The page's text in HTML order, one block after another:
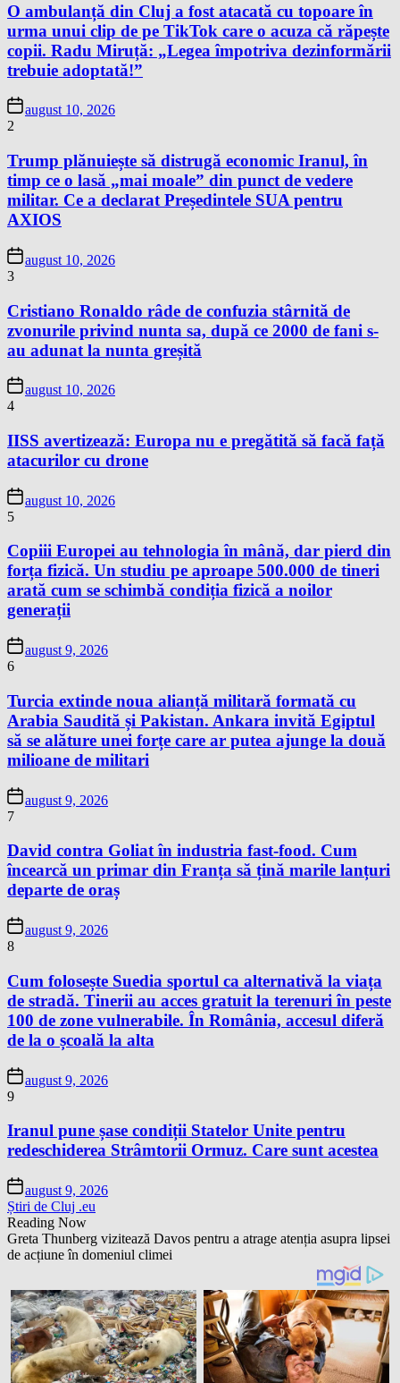
O ambulanță din Cluj a fost atacată cu topoare în
urma unui clip de pe TikTok care o acuza că răpește
copii. Radu Miruță: „Legea împotriva dezinformării
trebuie adoptată!”
august 10, 2026
2
Trump plănuiește să distrugă economic Iranul, în
timp ce o lasă „mai moale” din punct de vedere
militar. Ce a declarat Președintele SUA pentru
AXIOS
august 10, 2026
3
Cristiano Ronaldo râde de confuzia stârnită de
zvonurile privind nunta sa, după ce 2000 de fani s-
au adunat la nunta greșită
august 10, 2026
4
IISS avertizează: Europa nu e pregătită să facă față
atacurilor cu drone
august 10, 2026
5
Copiii Europei au tehnologia în mână, dar pierd din
forța fizică. Un studiu pe aproape 500.000 de tineri
arată cum se schimbă condiția fizică a noilor
generații
august 9, 2026
6
Turcia extinde noua alianță militară formată cu
Arabia Saudită și Pakistan. Ankara invită Egiptul
să se alăture unei forțe care ar putea ajunge la două
milioane de militari
august 9, 2026
7
David contra Goliat în industria fast-food. Cum
încearcă un primar din Franța să țină marile lanțuri
departe de oraș
august 9, 2026
8
Cum folosește Suedia sportul ca alternativă la viața
de stradă. Tinerii au acces gratuit la terenuri în peste
100 de zone vulnerabile. În România, accesul diferă
de la o școală la alta
august 9, 2026
9
Iranul pune șase condiții Statelor Unite pentru
redeschiderea Strâmtorii Ormuz. Care sunt acestea
august 9, 2026
Știri de Cluj .eu
Reading Now
Greta Thunberg vizitează Davos pentru a atrage atenția asupra lipsei
de acțiune în domeniul climei